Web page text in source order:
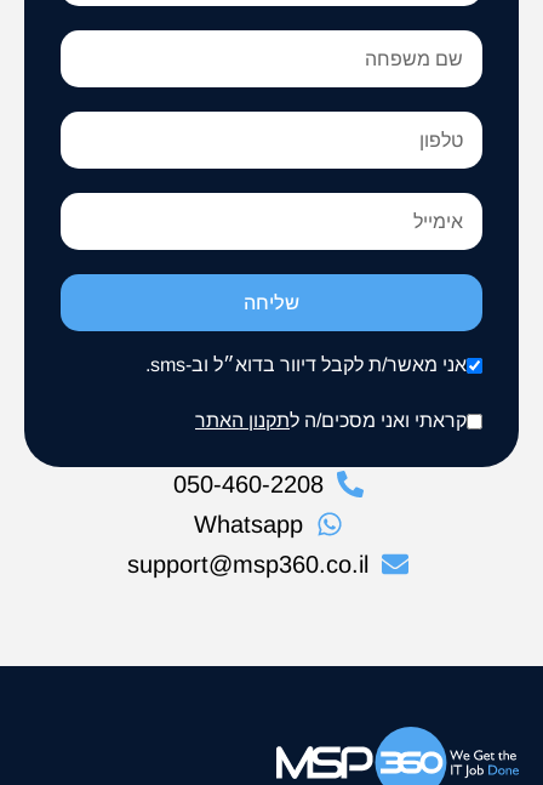
אני מאשר/ת לקבל דיוור בדוא״ל וב-sms.
קראתי ואני מסכים/ה ל תקנון האתר
שליחה
050-460-2208
Whatsapp
support@msp360.co.il